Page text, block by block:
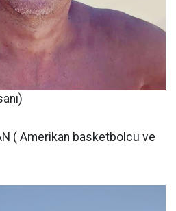
( Amerikan basketbolcu ve